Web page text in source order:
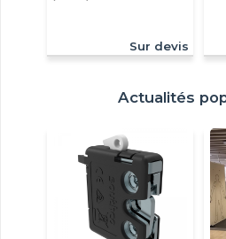
Sur devis
Actualités